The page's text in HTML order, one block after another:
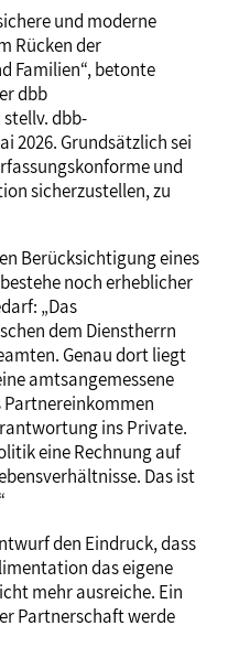
und moderne
Rücken der
Familien“, betonte
dbb
dbb-
2026. Grundsätzlich sei
und
sicherzustellen, zu
Berücksichtigung eines
noch erheblicher
„Das
dem Dienstherrn
Genau dort liegt
amtsangemessene
ins Private.
eine Rechnung auf
Das ist
den Eindruck, dass
das eigene
mehr ausreiche. Ein
Partnerschaft werde